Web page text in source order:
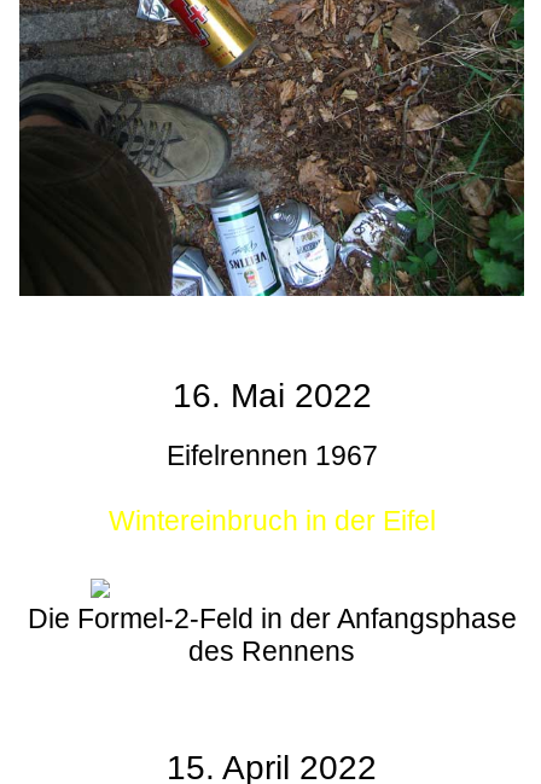
16. Mai 2022
Eifelrennen 1967
Wintereinbruch in der Eifel
Die Formel-2-Feld in der Anfangsphase
des Rennens
15. April 2022